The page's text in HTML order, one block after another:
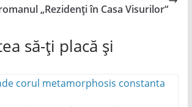
„Rezidenți în Casa Visurilor“
să-ți placă și